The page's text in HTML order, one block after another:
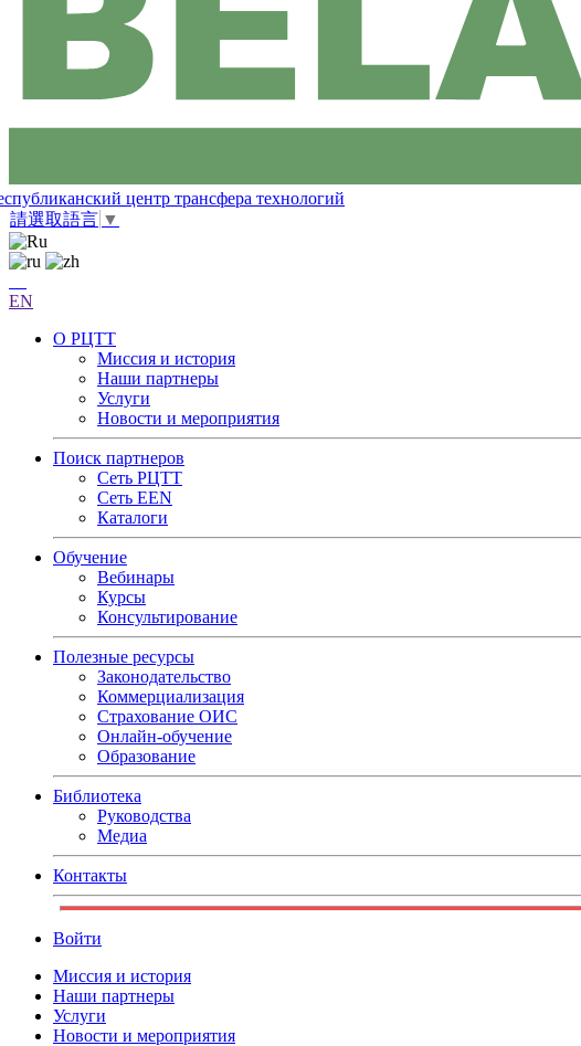
центр трансфера технологий
請選取語言 ▼
EN
О РЦТТ
Миссия и история
Наши партнеры
Услуги
Новости и мероприятия
Поиск партнеров
Сеть РЦТТ
Сеть EEN
Каталоги
Обучение
Вебинары
Курсы
Консультирование
Полезные ресурсы
Законодательство
Коммерциализация
Страхование ОИС
Онлайн-обучение
Образование
Библиотека
Руководства
Медиа
Контакты
Войти
Миссия и история
Наши партнеры
Услуги
Новости и мероприятия